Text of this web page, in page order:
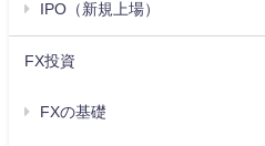
IPO（新規上場）
FX投資
FXの基礎